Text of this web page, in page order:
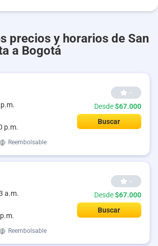
precios y horarios de San
a Bogotá
p.m.
--
Desde$67.000
Buscar
Reembolsable
a.m.
--
Desde$67.000
Buscar
Reembolsable